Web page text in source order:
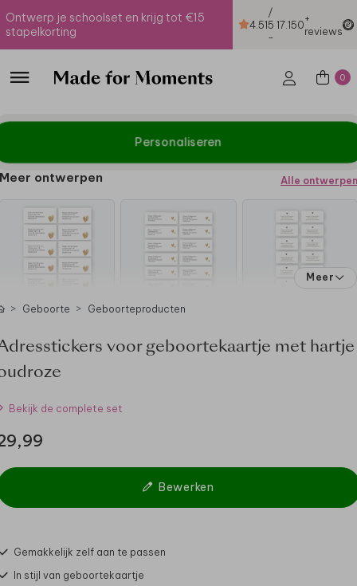
Ontwerp je schoolset en krijg tot €15
stapelkorting
4.51
/
5
-
17.150+
reviews
0
Personaliseren
Meer ontwerpen Alle ontwerpen
Meer
Geboorte Geboorteproducten
voor geboortekaartje met hartje
Bekijk de complete set
Bewerken
Gemakkelijk zelf aan te passen
In stijl van geboortekaartje